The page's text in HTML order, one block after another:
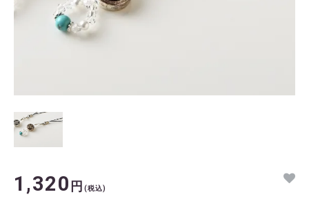
1,320 円 (税込)